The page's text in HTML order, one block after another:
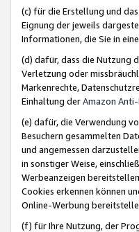
(c) für die Erstellung und
Eignung der jeweils
Informationen, die Sie in
(d) dafür, dass die Nutzung
Verletzung oder
Markenrechte,
Einhaltung derAmazon
(e) dafür, die Verwendung
Besuchern gesammelten
und angemessen
in sonstiger Weise,
Werbeanzeigen
Cookies erkennen können
Online-Werbung
(f) für Ihre Nutzung, der